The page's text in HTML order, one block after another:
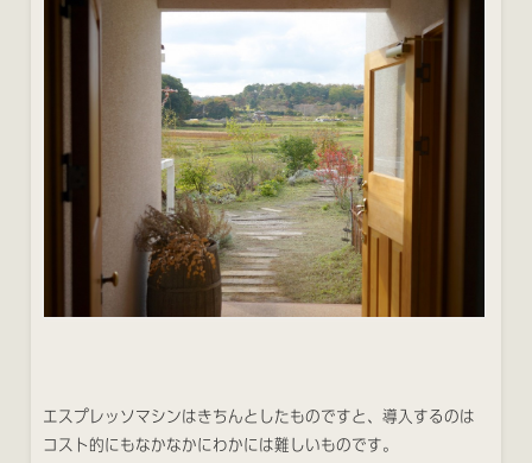
エスプレッソマシンはきちんとしたものですと、導入するのは
コスト的にもなかなかにわかには難しいものです。